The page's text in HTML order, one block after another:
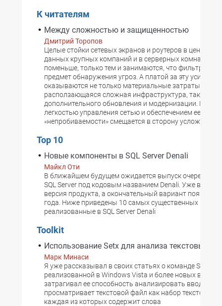
К читателям
Между сложностью и защищенностью
Дмитрий Торопов
Целые стойки сетевых экранов и роутеров в центрах
данных крупных компаний и в серверных комнатах
поменьше, только тем и занимаются, что фильтруют
предмет обнаружения угроз. А платой за эту
оказываются не только материальные затраты, но и
расползающаяся сложная инфраструктура, также
дополнительного обновления и модернизации. И
легкостью управления сетью и обеспечением ее
«непробиваемости» смещается в сторону усложнения
Top 10
Новые компоненты в SQL Server Denali
Майкл Оти
В ближайшем будущем ожидается выпуск
SQL Server под кодовым названием Denali. Уже вышла
версия продукта, а окончательный вариант появится
года. Ниже приведены 10 самых существенных
реализованные в SQL Server Denali
Toolkit
Использование Setx для анализа текстовых
Марк Минаси
Я уже рассказывал в своих статьях о команде Setx,
реализованной в Windows Vista и более новых
затрагивал ее способность анализировать вводимый
просматривает текстовой файл как набор текстовых
каждая из которых содержит слова